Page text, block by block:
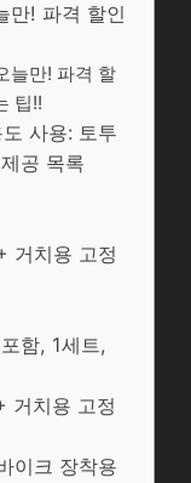
만! 파격 할인
늘만! 파격 할
팁!!
사용: 토투
공 목록
거치용 고정
함, 1세트,
거치용 고정
이크 장착용